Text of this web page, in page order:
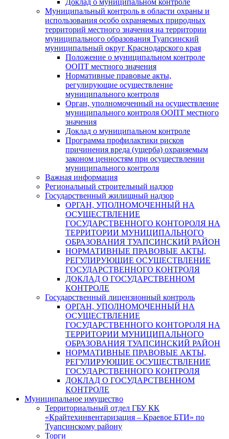
Доклад о муниципальном контроле
Муниципальный контроль в области охраны и
использования особо охраняемых природных
территорий местного значения на территории
муниципального образования Туапсинский
муниципальный округ Краснодарского края
Положение о муниципальном контроле
ООПТ местного значения
Нормативные правовые акты,
регулирующие осуществление
муниципального контроля
Орган, уполномоченный на осуществление
муниципального контроля ООПТ местного
значения
Доклад о муниципальном контроле
Программа профилактики рисков
причинения вреда (ущерба) охраняемым
законом ценностям при осуществлении
муниципального контроля
Важная информация
Региональный строительный надзор
Государственный жилищный надзор
ОРГАН, УПОЛНОМОЧЕННЫЙ НА
ОСУЩЕСТВЛЕНИЕ
ГОСУДАРСТВЕННОГО КОНТОРОЛЯ НА
ТЕРРИТОРИИ МУНИЦИПАЛЬНОГО
ОБРАЗОВАНИЯ ТУАПСИНСКИЙ РАЙОН
НОРМАТИВНЫЕ ПРАВОВЫЕ АКТЫ,
РЕГУЛИРУЮЩИЕ ОСУЩЕСТВЛЕНИЕ
ГОСУДАРСТВЕННОГО КОНТРОЛЯ
ДОКЛАД О ГОСУДАРСТВЕННОМ
КОНТРОЛЕ
Государственный лицензионный контроль
ОРГАН, УПОЛНОМОЧЕННЫЙ НА
ОСУЩЕСТВЛЕНИЕ
ГОСУДАРСТВЕННОГО КОНТОРОЛЯ НА
ТЕРРИТОРИИ МУНИЦИПАЛЬНОГО
ОБРАЗОВАНИЯ ТУАПСИНСКИЙ РАЙОН
НОРМАТИВНЫЕ ПРАВОВЫЕ АКТЫ,
РЕГУЛИРУЮЩИЕ ОСУЩЕСТВЛЕНИЕ
ГОСУДАРСТВЕННОГО КОНТРОЛЯ
ДОКЛАД О ГОСУДАРСТВЕННОМ
КОНТРОЛЕ
Муниципальное имущество
Территориальный отдел ГБУ КК
«Крайтехинвентаризация – Краевое БТИ» по
Туапсинскому району
Торги